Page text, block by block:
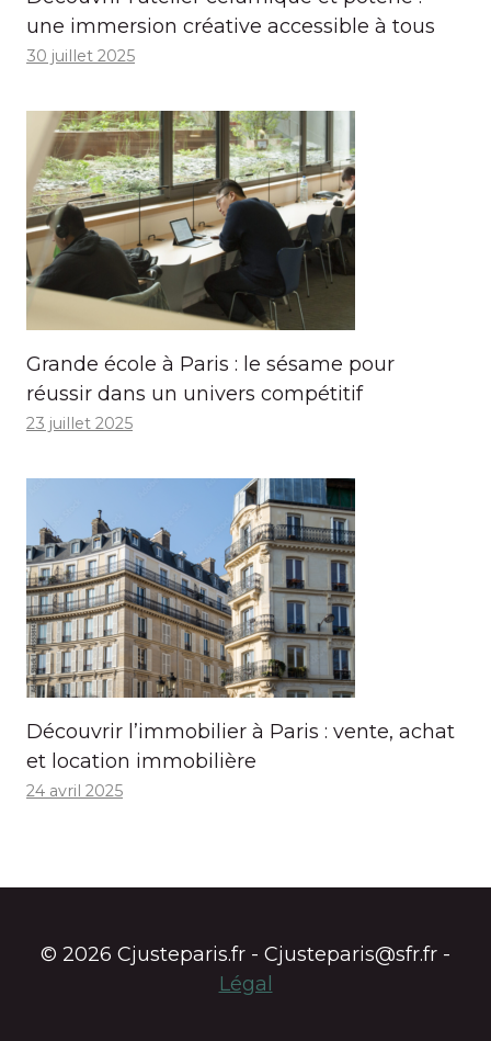
une immersion créative accessible à tous
30 juillet 2025
Grande école à Paris : le sésame pour
réussir dans un univers compétitif
23 juillet 2025
Découvrir l’immobilier à Paris : vente, achat
et location immobilière
24 avril 2025
© 2026 Cjusteparis.fr - Cjusteparis@sfr.fr -
Légal